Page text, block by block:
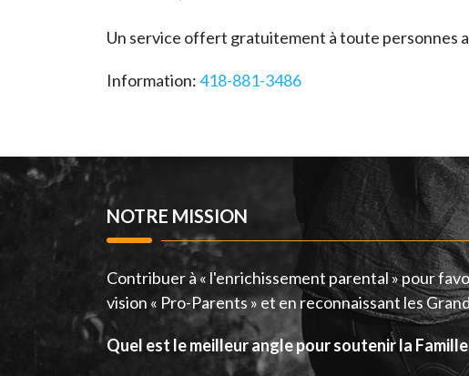
Un service offert gratuitement à toute personnes
Information:418-881-3486
NOTRE MISSION
Contribuer à « l'enrichissement parental » pour
vision « Pro-Parents » et en reconnaissant les
Quel est le meilleur angle pour soutenir la